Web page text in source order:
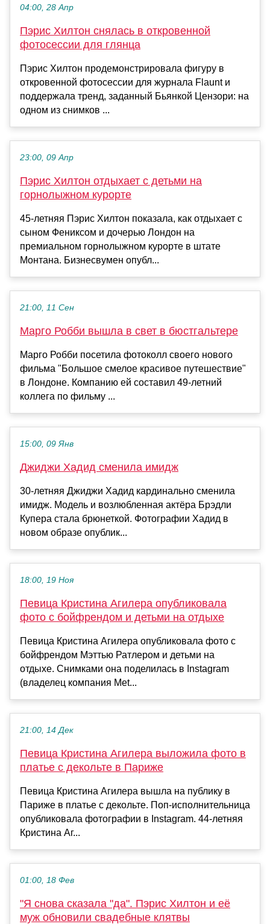
04:00, 28 Апр
Пэрис Хилтон снялась в откровенной
фотосессии для глянца
Пэрис Хилтон продемонстрировала фигуру в
откровенной фотосессии для журнала Flaunt и
поддержала тренд, заданный Бьянкой Цензори: на
одном из снимков ...
23:00, 09 Апр
Пэрис Хилтон отдыхает с детьми на
горнолыжном курорте
45-летняя Пэрис Хилтон показала, как отдыхает с
сыном Фениксом и дочерью Лондон на
премиальном горнолыжном курорте в штате
Монтана. Бизнесвумен опубл...
21:00, 11 Сен
Марго Робби вышла в свет в бюстгальтере
Марго Робби посетила фотоколл своего нового
фильма "Большое смелое красивое путешествие"
в Лондоне. Компанию ей составил 49-летний
коллега по фильму ...
15:00, 09 Янв
Джиджи Хадид сменила имидж
30-летняя Джиджи Хадид кардинально сменила
имидж. Модель и возлюбленная актёра Брэдли
Купера стала брюнеткой. Фотографии Хадид в
новом образе опублик...
18:00, 19 Ноя
Певица Кристина Агилера опубликовала
фото с бойфрендом и детьми на отдыхе
Певица Кристина Агилера опубликовала фото с
бойфрендом Мэттью Ратлером и детьми на
отдыхе. Снимками она поделилась в Instagram
(владелец компания Met...
21:00, 14 Дек
Певица Кристина Агилера выложила фото в
платье с декольте в Париже
Певица Кристина Агилера вышла на публику в
Париже в платье с декольте. Поп-исполнительница
опубликовала фотографии в Instagram. 44-летняя
Кристина Аг...
01:00, 18 Фев
"Я снова сказала "да". Пэрис Хилтон и её
муж обновили свадебные клятвы